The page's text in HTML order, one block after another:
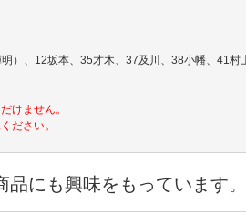
）、12坂本、35才木、37及川、38小幡、41村
けません。
ださい。
にも興味をもっています。